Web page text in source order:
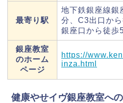
最寄り駅
地下鉄銀座線銀
分、C3出口か
銀座口から徒歩
銀座教室
のホーム
ページ
https://
inza.html
健康やせイヴ銀座教室へ